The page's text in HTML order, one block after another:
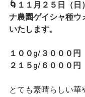
🌀１１月２５日（日
ナ農園ゲイシャ種ウ
いたします。
１００g/３０００円
２１５g/６０００円
とても素晴らしい華